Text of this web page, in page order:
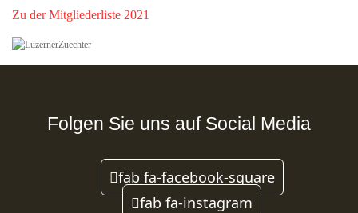
Zu der Mitgliederliste 2021
Folgen Sie uns auf Social Media
fab fa-facebook-square
fab fa-instagram